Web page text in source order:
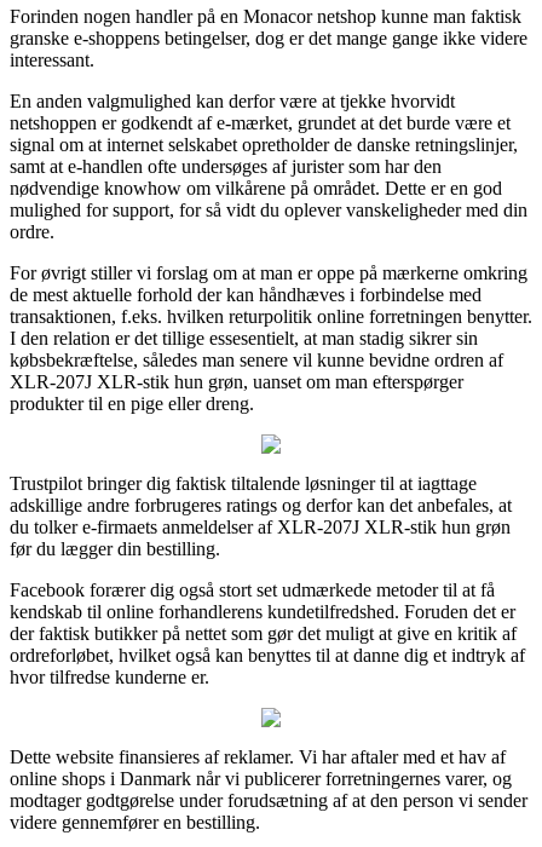
Forinden nogen handler på en Monacor netshop kunne man faktisk
granske e-shoppens betingelser, dog er det mange gange ikke videre
interessant.
En anden valgmulighed kan derfor være at tjekke hvorvidt
netshoppen er godkendt af e-mærket, grundet at det burde være et
signal om at internet selskabet opretholder de danske retningslinjer,
samt at e-handlen ofte undersøges af jurister som har den
nødvendige knowhow om vilkårene på området. Dette er en god
mulighed for support, for så vidt du oplever vanskeligheder med din
ordre.
For øvrigt stiller vi forslag om at man er oppe på mærkerne omkring
de mest aktuelle forhold der kan håndhæves i forbindelse med
transaktionen, f.eks. hvilken returpolitik online forretningen benytter.
I den relation er det tillige essesentielt, at man stadig sikrer sin
købsbekræftelse, således man senere vil kunne bevidne ordren af
XLR-207J XLR-stik hun grøn, uanset om man efterspørger
produkter til en pige eller dreng.
Trustpilot bringer dig faktisk tiltalende løsninger til at iagttage
adskillige andre forbrugeres ratings og derfor kan det anbefales, at
du tolker e-firmaets anmeldelser af XLR-207J XLR-stik hun grøn
før du lægger din bestilling.
Facebook forærer dig også stort set udmærkede metoder til at få
kendskab til online forhandlerens kundetilfredshed. Foruden det er
der faktisk butikker på nettet som gør det muligt at give en kritik af
ordreforløbet, hvilket også kan benyttes til at danne dig et indtryk af
hvor tilfredse kunderne er.
Dette website finansieres af reklamer. Vi har aftaler med et hav af
online shops i Danmark når vi publicerer forretningernes varer, og
modtager godtgørelse under forudsætning af at den person vi sender
videre gennemfører en bestilling.